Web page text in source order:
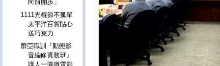
向前開步」
1111光棍節不孤單
太平洋百貨貼心
送巧克力
群亞職訓『動態影
音編修實務班』
讓人一圓微電影